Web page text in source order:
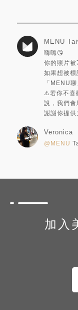
MENU
嗨嗨😘
你的照片
如果想被標
「MENU
⚠️若你不喜
說，我們
謝謝你提供
Veronica
@MENU
加入